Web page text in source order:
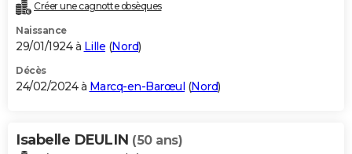
Créer une cagnotte obsèques
Naissance
29/01/1924 à Lille (Nord)
Décès
24/02/2024 à Marcq-en-Barœul (Nord)
Isabelle DEULIN (50 ans)